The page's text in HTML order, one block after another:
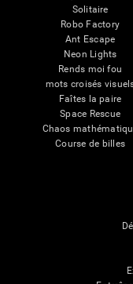
Solitaire
Robo Factory
Ant Escape
Neon Lights
Rends moi fou
mots croisés
Faîtes la paire
Space Rescue
Chaos
Course de billes